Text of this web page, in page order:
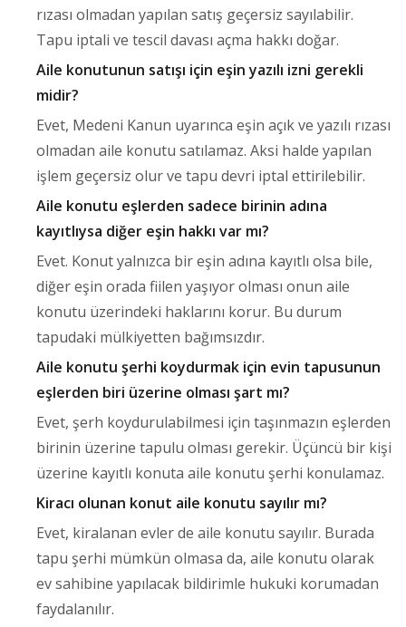
rızası olmadan yapılan satış geçersiz sayılabilir.
Tapu iptali ve tescil davası açma hakkı doğar.
Aile konutunun satışı için eşin yazılı izni gerekli
midir?
Evet, Medeni Kanun uyarınca eşin açık ve yazılı rızası
olmadan aile konutu satılamaz. Aksi halde yapılan
işlem geçersiz olur ve tapu devri iptal ettirilebilir.
Aile konutu eşlerden sadece birinin adına
kayıtlıysa diğer eşin hakkı var mı?
Evet. Konut yalnızca bir eşin adına kayıtlı olsa bile,
diğer eşin orada fiilen yaşıyor olması onun aile
konutu üzerindeki haklarını korur. Bu durum
tapudaki mülkiyetten bağımsızdır.
Aile konutu şerhi koydurmak için evin tapusunun
eşlerden biri üzerine olması şart mı?
Evet, şerh koydurulabilmesi için taşınmazın eşlerden
birinin üzerine tapulu olması gerekir. Üçüncü bir kişi
üzerine kayıtlı konuta aile konutu şerhi konulamaz.
Kiracı olunan konut aile konutu sayılır mı?
Evet, kiralanan evler de aile konutu sayılır. Burada
tapu şerhi mümkün olmasa da, aile konutu olarak
ev sahibine yapılacak bildirimle hukuki korumadan
faydalanılır.